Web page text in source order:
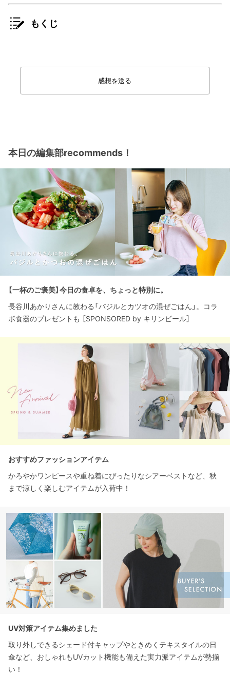
もくじ
感想を送る
本日の編集部recommends！
【一杯のご褒美】今日の食卓を、ちょっと特別に。
長谷川あかりさんに教わる「バジルとカツオの混ぜごはん」。コラ
ボ食器のプレゼントも ［SPONSORED by キリンビール］
おすすめファッションアイテム
かろやかワンピースや重ね着にぴったりなシアーベストなど、秋
まで涼しく楽しむアイテムが入荷中！
UV対策アイテム集めました
取り外しできるシェード付キャップやときめくテキスタイルの日
傘など、おしゃれもUVカット機能も備えた実力派アイテムが勢揃
い！